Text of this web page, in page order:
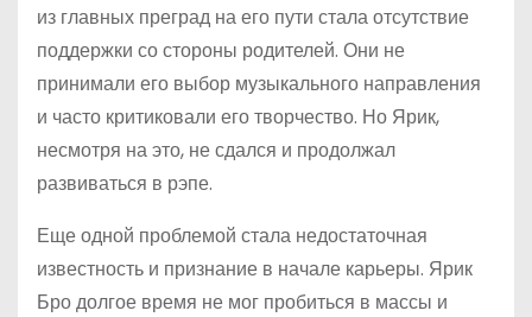
из главных преград на его пути стала отсутствие
поддержки со стороны родителей. Они не
принимали его выбор музыкального направления
и часто критиковали его творчество. Но Ярик,
несмотря на это, не сдался и продолжал
развиваться в рэпе.
Еще одной проблемой стала недостаточная
известность и признание в начале карьеры. Ярик
Бро долгое время не мог пробиться в массы и